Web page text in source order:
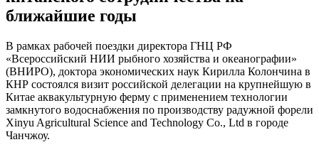
ближайшие годы
В рамках рабочей поездки директора ГНЦ РФ
«Всероссийский НИИ рыбного хозяйства и океанографии»
(ВНИРО), доктора экономических наук Кирилла Колончина в
КНР состоялся визит российской делегации на крупнейшую в
Китае аквакультурную ферму с применением технологии
замкнутого водоснабжения по производству радужной форели
Xinyu Agricultural Science and Technology Co., Ltd в городе
Чанчжоу.